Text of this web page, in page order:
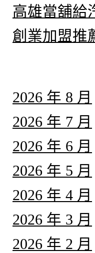
高雄當舖給
創業加盟推
2026 年 8 月
2026 年 7 月
2026 年 6 月
2026 年 5 月
2026 年 4 月
2026 年 3 月
2026 年 2 月